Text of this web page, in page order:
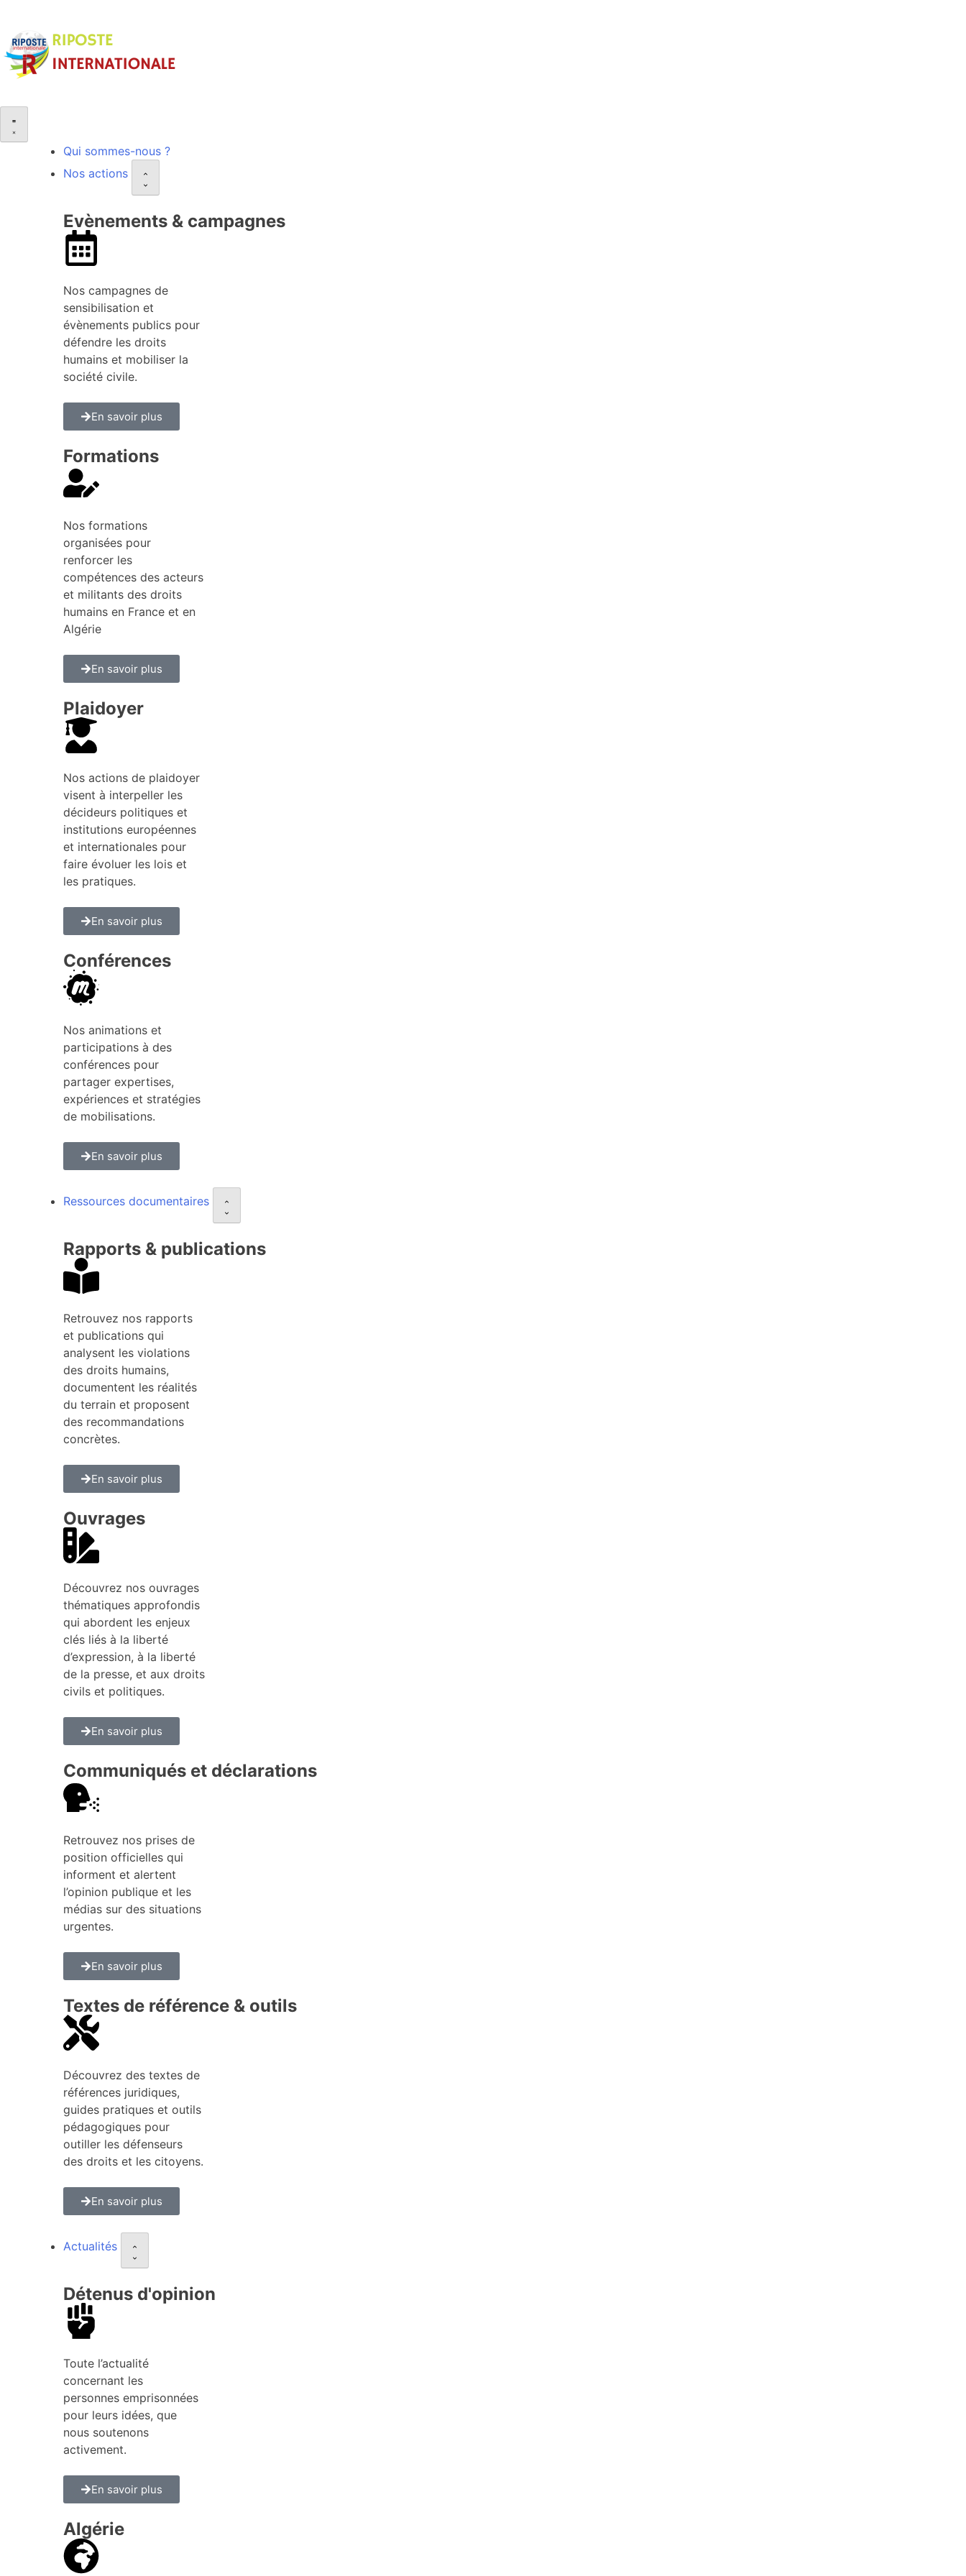
Qui sommes-nous ?
Nos actions
Evènements & campagnes
Nos campagnes de
sensibilisation et
évènements publics pour
défendre les droits
humains et mobiliser la
société civile.
En savoir plus
Formations
Nos formations
organisées pour
renforcer les
compétences des acteurs
et militants des droits
humains en France et en
Algérie
En savoir plus
Plaidoyer
Nos actions de plaidoyer
visent à interpeller les
décideurs politiques et
institutions européennes
et internationales pour
faire évoluer les lois et
les pratiques.
En savoir plus
Conférences
Nos animations et
participations à des
conférences pour
partager expertises,
expériences et stratégies
de mobilisations.
En savoir plus
Ressources documentaires
Rapports & publications
Retrouvez nos rapports
et publications qui
analysent les violations
des droits humains,
documentent les réalités
du terrain et proposent
des recommandations
concrètes.
En savoir plus
Ouvrages
Découvrez nos ouvrages
thématiques approfondis
qui abordent les enjeux
clés liés à la liberté
d’expression, à la liberté
de la presse, et aux droits
civils et politiques.
En savoir plus
Communiqués et déclarations
Retrouvez nos prises de
position officielles qui
informent et alertent
l’opinion publique et les
médias sur des situations
urgentes.
En savoir plus
Textes de référence & outils
Découvrez des textes de
références juridiques,
guides pratiques et outils
pédagogiques pour
outiller les défenseurs
des droits et les citoyens.
En savoir plus
Actualités
Détenus d'opinion
Toute l’actualité
concernant les
personnes emprisonnées
pour leurs idées, que
nous soutenons
activement.
En savoir plus
Algérie